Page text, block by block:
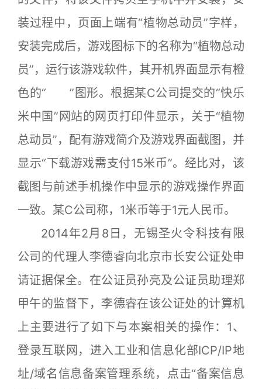
装过程中，页面上端有“植物总动员”字样，
安装完成后，游戏图标下的名称为“植物总动
员”，运行该游戏软件，其开机界面显示有橙
色的“ ”图形。根据某C公司提交的“快乐
米中国”网站的网页打印件显示，关于“植物
总动员”，配有游戏简介及游戏界面截图，并
显示“下载游戏需支付15米币”。经比对，该
截图与前述手机操作中显示的游戏操作界面
一致。某C公司称，1米币等于1元人民币。
2014年2月8日，无锡圣火令科技有限
公司的代理人李德睿向北京市长安公证处申
请证据保全。在公证员孙亮及公证员助理郑
甲午的监督下，李德睿在该公证处的计算机
上主要进行了如下与本案相关的操作：1、
登录互联网，进入工业和信息化部ICP/IP地
址/域名信息备案管理系统，点击“备案信息